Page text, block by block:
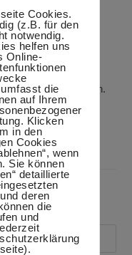
konnte bis
verändern.
(mehr …)
Cookies.
(z.B. für den
notwendig.
helfen uns
Online-
die
auf Ihrem
Klicken
in den
Cookies
wenn
Sie können
detaillierte
deren
die
und